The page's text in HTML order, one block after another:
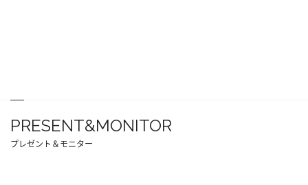
PRESENT&MONITOR
プレゼント＆モニター